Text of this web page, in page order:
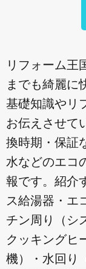
リフォーム王
までも綺麗に
基礎知識やリ
お伝えさせて
換時期・保証
水などのエコ
報です。紹介
ス給湯器・エ
チン周り（シ
クッキングヒ
機）・水回り